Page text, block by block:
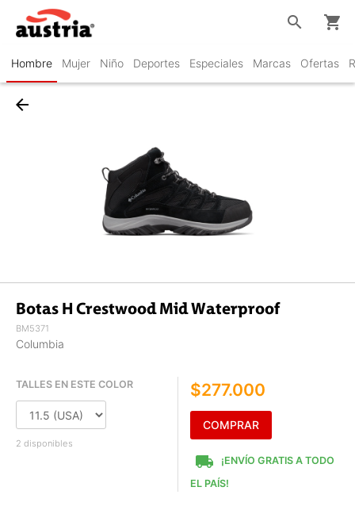
Hombre Mujer Niño Deportes Especiales Marcas Ofertas
search shopping_cart
arrow_back
Botas H Crestwood Mid Waterproof
BM5371
Columbia
TALLES EN ESTE COLOR
2 disponibles
$277.000
COMPRAR
local_shipping
¡ENVÍO GRATIS A TODO
EL PAÍS!